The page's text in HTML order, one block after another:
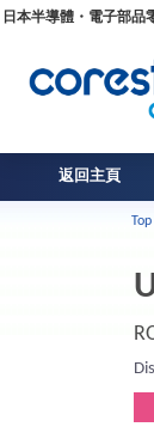
日本半導體・電子部品
返回主頁
Top